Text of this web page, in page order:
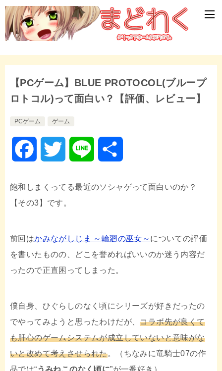
【PCゲーム】BLUE PROTOCOL(ブループ
ロトコル)って面白い？【評価、レビュー】
PCゲーム ゲーム
c
o
k
e
飽和しまくってる最近のソシャゲって面白いのか？
【その3】です。
前回はかみながしじま ～輪廻の巫女～ についての評価
を書いたものの、どこを誉めればいいのか迷う内容だ
ったので正直困ってしまった。
僕自身、ひぐらしのなく頃にシリーズが好きだったの
でやってみようと思ったわけだが、コラボ先が良くて
も肝心のゲームシステムが成立していないと意味がな
いと改めて考えさせられた。（ちなみに竜騎士07の作
品では“うみねこのなく頃に”が一番好き）